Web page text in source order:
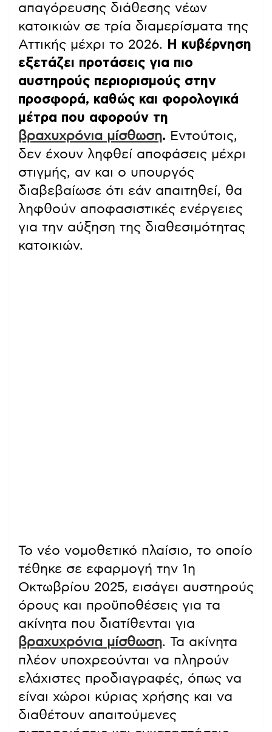
απαγόρευσης διάθεσης νέων
κατοικιών σε τρία διαμερίσματα της
Αττικής μέχρι το 2026.
Η κυβέρνηση
εξετάζει προτάσεις για πιο
αυστηρούς περιορισμούς στην
προσφορά, καθώς και φορολογικά
μέτρα που αφορούν τη
βραχυχρόνια μίσθωση. Εντούτοις,
δεν έχουν ληφθεί αποφάσεις μέχρι
στιγμής, αν και ο υπουργός
διαβεβαίωσε ότι εάν απαιτηθεί, θα
ληφθούν αποφασιστικές ενέργειες
για την αύξηση της διαθεσιμότητας
κατοικιών.
Το νέο νομοθετικό πλαίσιο, το οποίο
τέθηκε σε εφαρμογή την 1η
Οκτωβρίου 2025, εισάγει αυστηρούς
όρους και προϋποθέσεις για τα
ακίνητα που διατίθενται για
βραχυχρόνια μίσθωση. Τα ακίνητα
πλέον υποχρεούνται να πληρούν
ελάχιστες προδιαγραφές, όπως να
είναι χώροι κύριας χρήσης και να
διαθέτουν απαιτούμενες